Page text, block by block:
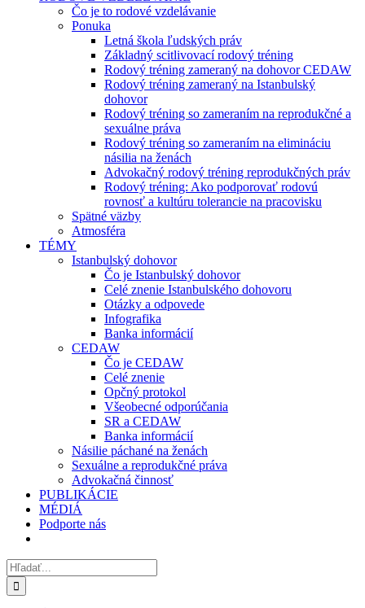
Čo je to rodové vzdelávanie
Ponuka
Letná škola ľudských práv
Základný scitlivovací rodový tréning
Rodový tréning zameraný na dohovor CEDAW
Rodový tréning zameraný na Istanbulský
dohovor
Rodový tréning so zameraním na reprodukčné a
sexuálne práva
Rodový tréning so zameraním na elimináciu
násilia na ženách
Advokačný rodový tréning reprodukčných práv
Rodový tréning: Ako podporovať rodovú
rovnosť a kultúru tolerancie na pracovisku
Spätné väzby
Atmosféra
TÉMY
Istanbulský dohovor
Čo je Istanbulský dohovor
Celé znenie Istanbulského dohovoru
Otázky a odpovede
Infografika
Banka informácií
CEDAW
Čo je CEDAW
Celé znenie
Opčný protokol
Všeobecné odporúčania
SR a CEDAW
Banka informácií
Násilie páchané na ženách
Sexuálne a reprodukčné práva
Advokačná činnosť
PUBLIKÁCIE
MÉDIÁ
Podporte nás
Hľadať: